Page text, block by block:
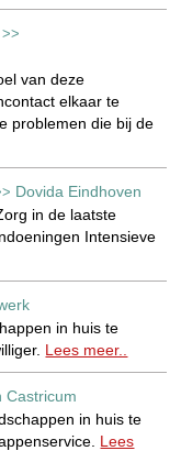
>>
van deze
elkaar te
problemen die bij de
Dovida Eindhoven
in de laatste
Intensieve
in huis te
Lees meer..
Castricum
in huis te
Lees